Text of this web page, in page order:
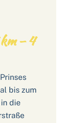
– 4
bis zum
die